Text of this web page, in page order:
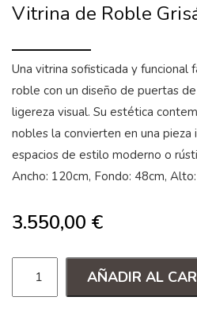
Vitrina de Roble
Una vitrina sofisticada y funcional
roble con un diseño de puertas
ligereza visual. Su estética
nobles la convierten en una pieza
espacios de estilo moderno o
Ancho: 120cm, Fondo: 48cm,
3.550,00 €
AÑADIR AL